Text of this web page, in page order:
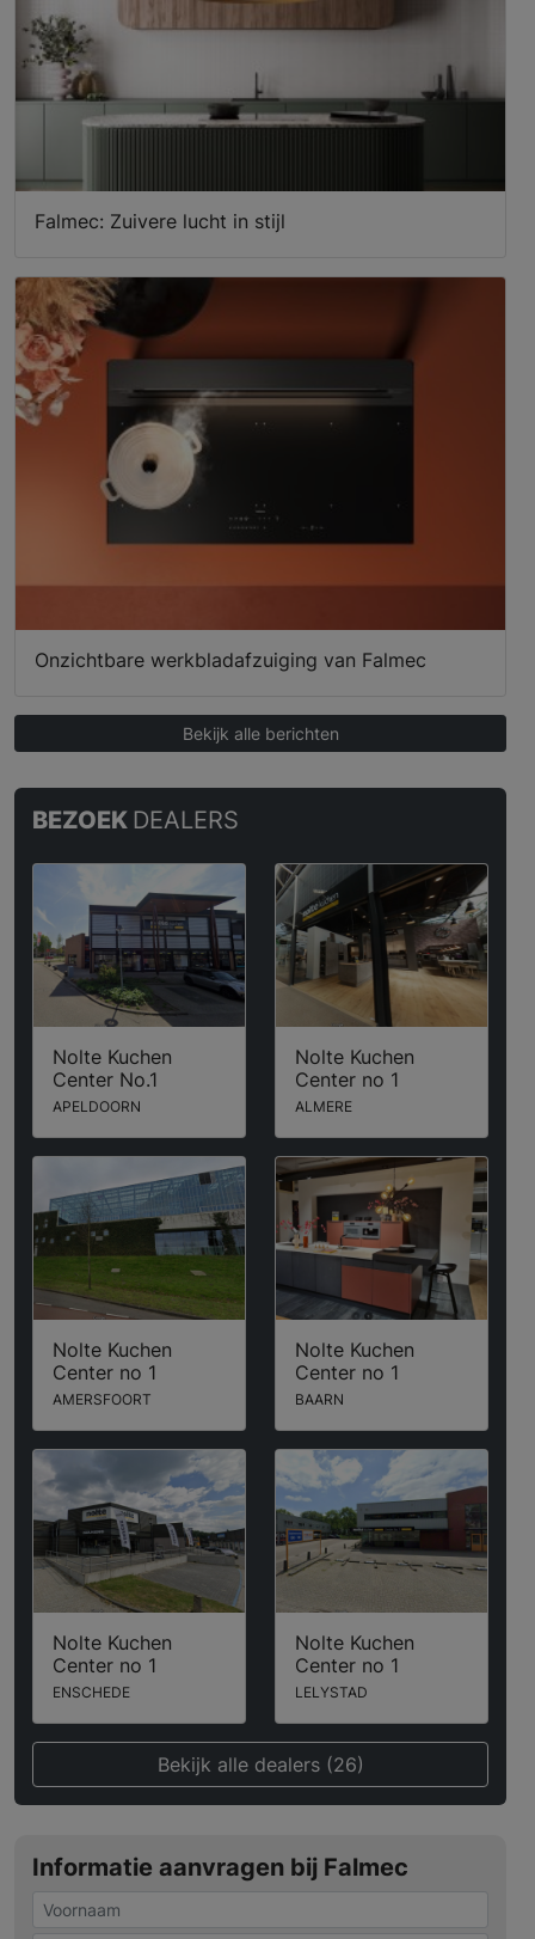
Falmec: Zuivere lucht in stijl
Onzichtbare werkbladafzuiging van Falmec
Bekijk alle berichten
BEZOEK DEALERS
Nolte Kuchen
Center No.1
APELDOORN
Nolte Kuchen
Center no 1
ALMERE
Nolte Kuchen
Center no 1
AMERSFOORT
Nolte Kuchen
Center no 1
BAARN
Nolte Kuchen
Center no 1
ENSCHEDE
Nolte Kuchen
Center no 1
LELYSTAD
Bekijk alle dealers (26)
Informatie aanvragen bij Falmec